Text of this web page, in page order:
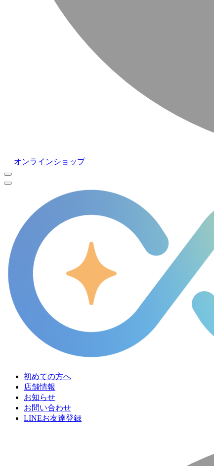
オンラインショップ
初めての方へ
店舗情報
お知らせ
お問い合わせ
LINEお友達登録